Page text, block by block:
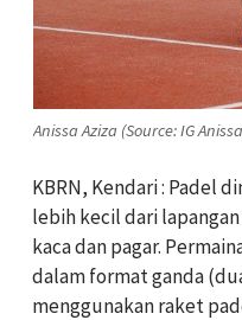
Anissa Aziza (Source: IG
KBRN, Kendari : Padel
lebih kecil dari
kaca dan pagar.
dalam format ganda
menggunakan raket